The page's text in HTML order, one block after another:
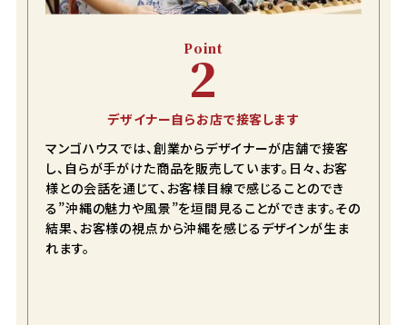
Point
2
デザイナー自らお店で接客します
マンゴハウスでは、創業からデザイナーが店舗で接客
し、自らが手がけた商品を販売しています。日々、お客
様との会話を通じて、お客様目線で感じることのでき
る”沖縄の魅力や風景”を垣間見ることができます。その
結果、お客様の視点から沖縄を感じるデザインが生ま
れます。